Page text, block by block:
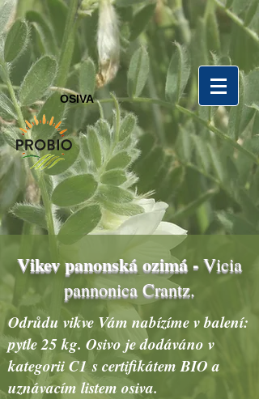
OSIVA
Vikev panonská ozimá -Vicia
pannonica Crantz.
Odrůdu vikve Vám nabízíme v balení:
pytle 25 kg. Osivo je dodáváno v
kategorii C1 s certifikátem BIO a
uznávacím listem osiva.